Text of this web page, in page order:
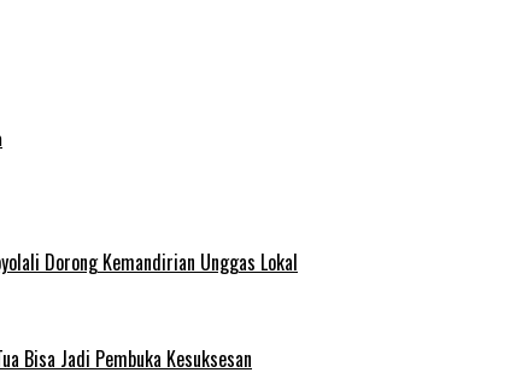
Dorong Kemandirian Unggas Lokal
Bisa Jadi Pembuka Kesuksesan